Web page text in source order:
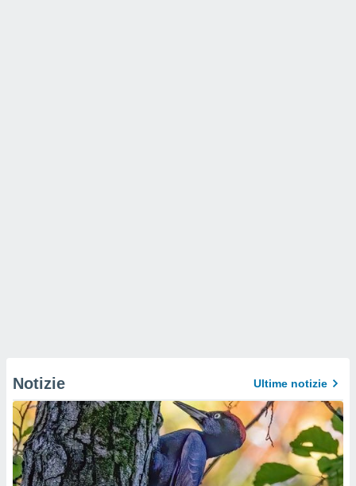
Notizie Ultime notizie